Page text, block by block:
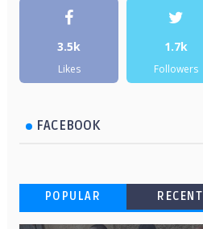
3.5k
Likes
1.7k
Followers
FACEBOOK
POPULAR RECENT